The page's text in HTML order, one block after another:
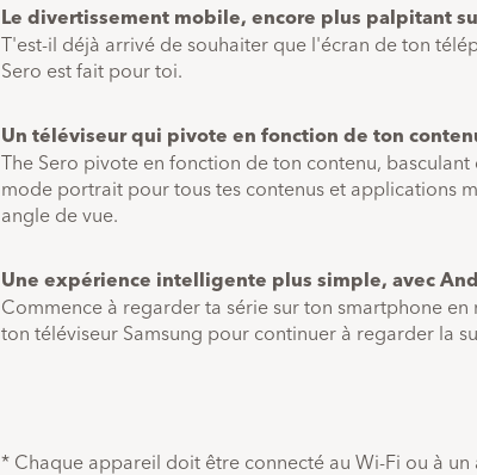
Le divertissement mobile, encore plus palpitant
T'est-il déjà arrivé de souhaiter que l'écran de ton
Sero est fait pour toi.
Un téléviseur qui pivote en fonction de ton
The Sero pivote en fonction de ton contenu,
mode portrait pour tous tes contenus et applications
angle de vue.
Une expérience intelligente plus simple, avec
Commence à regarder ta série sur ton smartphone
ton téléviseur Samsung pour continuer à regarder la
* Chaque appareil doit être connecté au Wi-Fi ou à un